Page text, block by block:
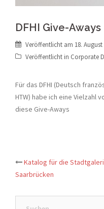
DFHI Give-Aways
Veröffentlicht am 18. August
Veröffentlicht in Corporate
Für das DFHI (Deutsch
HTW) habe ich eine Vielzahl
diese Give-Aways
Katalog für die
Saarbrücken